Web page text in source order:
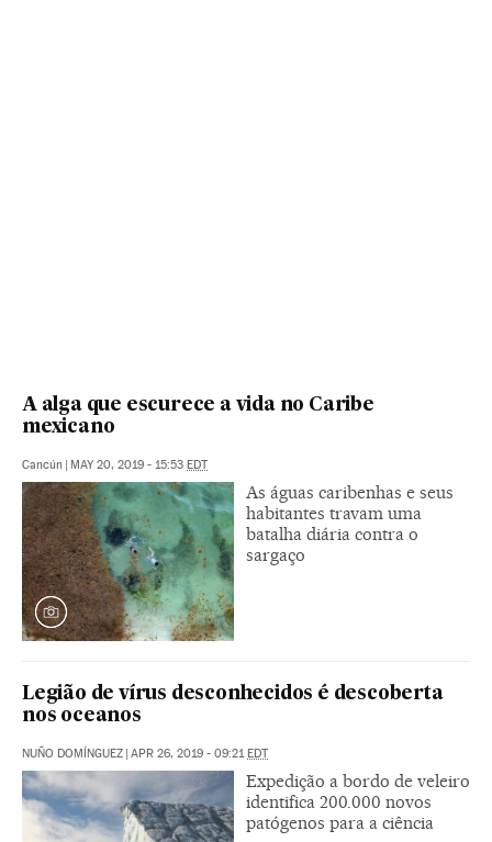
A alga que escurece a vida no Caribe
mexicano
Cancún | MAY 20, 2019 - 15:53 EDT
As águas caribenhas e seus
habitantes travam uma
batalha diária contra o
sargaço
Legião de vírus desconhecidos é descoberta
nos oceanos
NUÑO DOMÍNGUEZ | APR 26, 2019 - 09:21 EDT
Expedição a bordo de veleiro
identifica 200.000 novos
patógenos para a ciência